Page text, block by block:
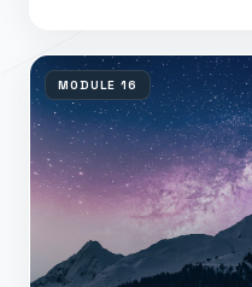
MODULE 16